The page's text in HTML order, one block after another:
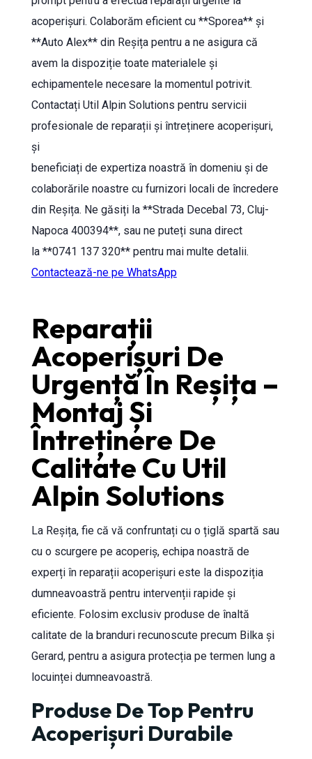
acoperișuri. Colaborăm eficient cu **Sporea** și
**Auto Alex** din Reșița pentru a ne asigura că
avem la dispoziție toate materialele și
echipamentele necesare la momentul potrivit.
Contactați Util Alpin Solutions pentru servicii
profesionale de reparații și întreținere acoperișuri,
și
beneficiați de expertiza noastră în domeniu și de
colaborările noastre cu furnizori locali de încredere
din Reșița. Ne găsiți la **Strada Decebal 73, Cluj-
Napoca 400394**, sau ne puteți suna direct
la **0741 137 320** pentru mai multe detalii.
Contactează-ne pe WhatsApp
Reparații
Acoperișuri De
Urgență În Reșița –
Montaj Și
Întreținere De
Calitate Cu Util
Alpin Solutions
La Reșița, fie că vă confruntați cu o țiglă spartă sau
cu o scurgere pe acoperiș, echipa noastră de
experți în reparații acoperișuri este la dispoziția
dumneavoastră pentru intervenții rapide și
eficiente. Folosim exclusiv produse de înaltă
calitate de la branduri recunoscute precum Bilka și
Gerard, pentru a asigura protecția pe termen lung a
locuinței dumneavoastră.
Produse De Top Pentru
Acoperișuri Durabile